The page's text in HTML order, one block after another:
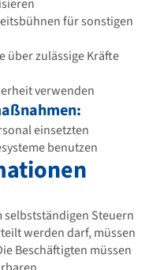
für sonstigen
über zulässige Kräfte
verwenden
einsetzten
benutzen
selbstständigen Steuern
werden darf, müssen
Beschäftigten müssen